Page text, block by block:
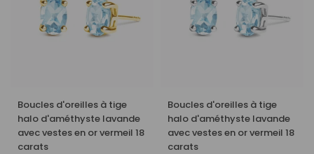
Boucles d'oreilles à tige
halo d'améthyste lavande
avec vestes en or vermeil 18
carats
Boucles d'oreilles à tige
halo d'améthyste lavande
avec vestes en or vermeil 18
carats